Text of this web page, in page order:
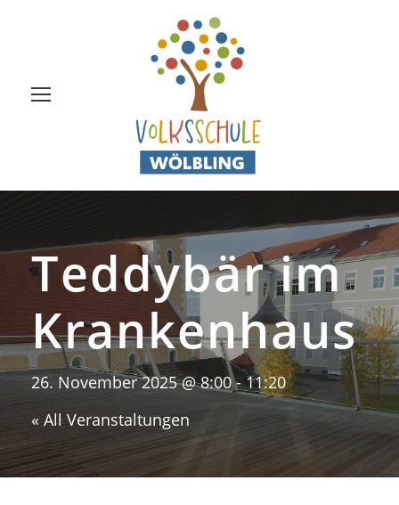
Teddybär im
Krankenhaus
26. November 2025 @ 8:00-11:20
« All Veranstaltungen